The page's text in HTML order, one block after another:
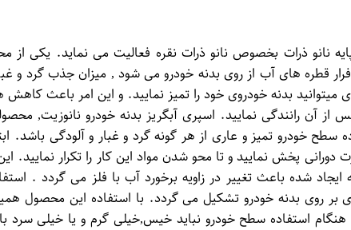
نانو ذرات بخصوص نانو ذرات نقره فعالیت می نماید. یکی
قطره های آب از روی بدنه خودرو می شود , میزان جذب گرد و
بدنه خودروی خود را تمیز نمایید. و این امر باعث
آن رانندگی نمایید. اسپری آبگریز بدنه خودرو نانوزیت,
خودرو تمیز و عاری از هر گونه گرد و غبار و آلودگی باشد.
پخش نمایید و تا محو شدن مواد این کار را تکرار نمایید. این
شده باعث تغییر در زاویه برخورد آب با فلز می گردد .
روی بدنه خودرو تشکیل می گردد. با استفاده این محصول
استفاده سطح خودرو نباید خیس,خیلی گرم و یا خیلی سرد